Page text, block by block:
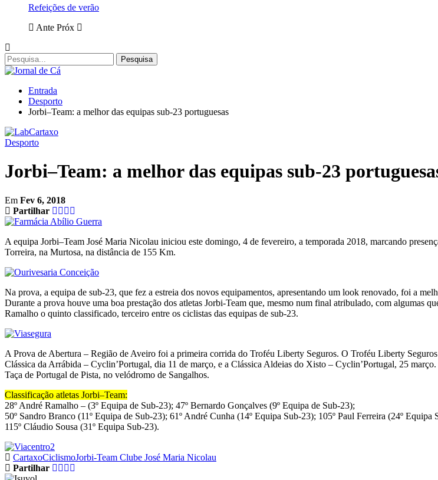
Refeições de verão
Ante Próx
Entrada
Desporto
Jorbi–Team: a melhor das equipas sub-23 portuguesas
Desporto
Jorbi–Team: a melhor das equipas sub-23
Em Fev 6, 2018
Partilhar
A equipa Jorbi–Team José Maria Nicolau iniciou este domingo, 4 de fevereiro, a temporada 2018, marcando
Torreira, na Murtosa, na distância de 155 Km.
Na prova, a equipa de sub-23, que fez a estreia dos novos equipamentos, apresentando um look renovado, foi a
Durante a prova houve uma boa prestação dos atletas Jorbi-Team que, mesmo num final atribulado, com algumas
Ramalho o quinto classificado, terceiro entre os ciclistas das equipas de sub-23.
A Prova de Abertura – Região de Aveiro foi a primeira corrida do Troféu Liberty Seguros. O Troféu Liberty
Clássica da Arrábida – Cyclin’Portugal, dia 11 de março, e a Clássica Aldeias do Xisto – Cyclin’Portugal, 25
Taça de Portugal de Pista, no velódromo de Sangalhos.
Classificação atletas Jorbi–Team:
28º André Ramalho – (3º Equipa de Sub-23); 47º Bernardo Gonçalves (9º Equipa de Sub-23);
50º Sandro Branco (11º Equipa de Sub-23); 61º André Cunha (14º Equipa Sub-23); 105º Paul Ferreira (24º
115º Cláudio Sousa (31º Equipa Sub-23).
CartaxoCiclismoJorbi-Team Clube José Maria Nicolau
Partilhar